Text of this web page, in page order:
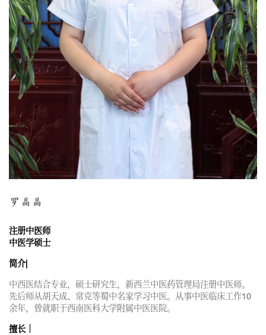
罗晶晶
注册中医师
中医学硕士
简介|
中西医结合专业，硕士研究生，新西兰中医药管理局注册中医师。
先后师从胡天成、常克等蜀中名家学习中医。从事中医临床工作10
余年，曾就职于西南医科大学附属中医医院。
擅长｜